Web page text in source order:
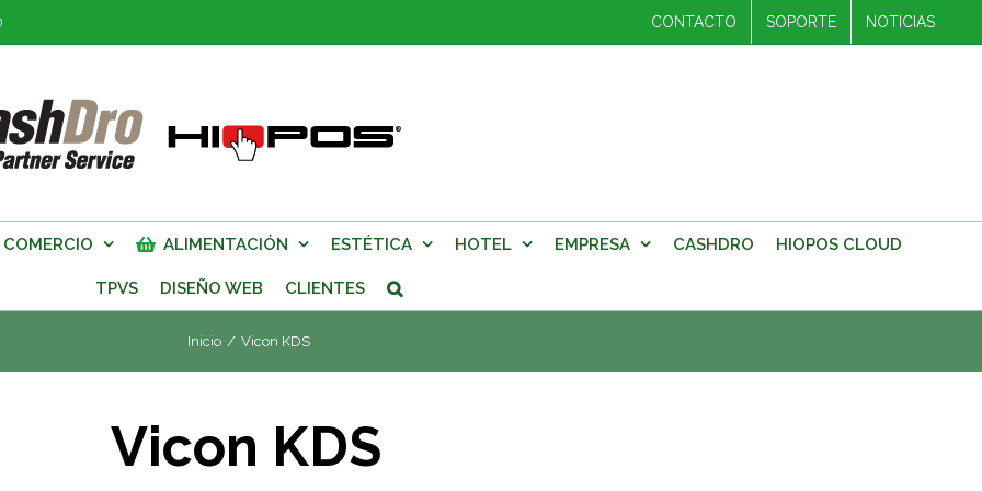
CONTACTO SOPORTE NOTICIAS
COMERCIO ALIMENTACIÓN ESTÉTICA HOTEL EMPRESA CASHDRO HIOPOS CLOUD
TPVS DISEÑO WEB CLIENTES
Inicio / Vicon KDS
Vicon KDS